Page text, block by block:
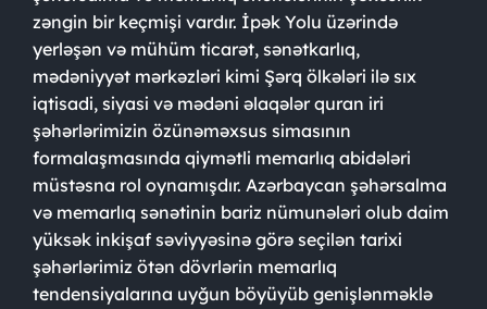
zəngin bir keçmişi vardır. İpək Yolu üzərində
yerləşən və mühüm ticarət, sənətkarlıq,
mədəniyyət mərkəzləri kimi Şərq ölkələri ilə sıx
iqtisadi, siyasi və mədəni əlaqələr quran iri
şəhərlərimizin özünəməxsus simasının
formalaşmasında qiymətli memarlıq abidələri
müstəsna rol oynamışdır. Azərbaycan şəhərsalma
və memarlıq sənətinin bariz nümunələri olub daim
yüksək inkişaf səviyyəsinə görə seçilən tarixi
şəhərlərimiz ötən dövrlərin memarlıq
tendensiyalarına uyğun böyüyüb genişlənməklə